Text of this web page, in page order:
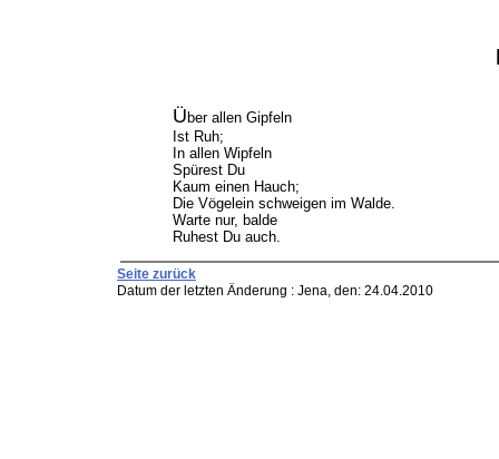
Ü ber allen Gipfeln
Ist Ruh;
In allen Wipfeln
Spürest Du
Kaum einen Hauch;
Die Vögelein schweigen im Walde.
Warte nur, balde
Ruhest Du auch.
Seite zurück
Datum der letzten Änderung : Jena, den: 24.04.2010